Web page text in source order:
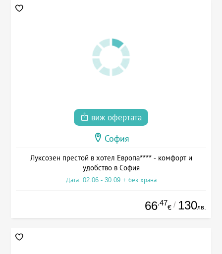
виж офертата
София
Луксозен престой в хотел Европа**** - комфорт и
удобство в София
Дата: 02.06 - 30.09 + без храна
66.47
€ / 130лв.